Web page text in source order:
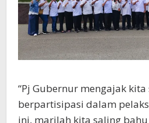
“Pj Gubernur mengajak
berpartisipasi dalam
ini, marilah kita saling